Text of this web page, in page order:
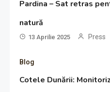
Pardina – Sat retras
natură
13 Aprilie 2025 Press
Blog
Cotele Dunării: